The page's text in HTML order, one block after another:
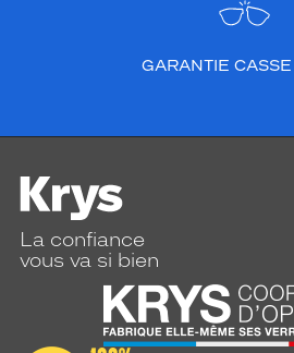
GARANTIE
La confiance
vous va si bien